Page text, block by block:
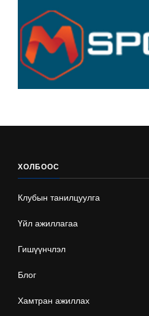
ХОЛБООС
Клубын танилцуулга
Үйл ажиллагаа
Гишүүнчлэл
Блог
Хамтран ажиллах